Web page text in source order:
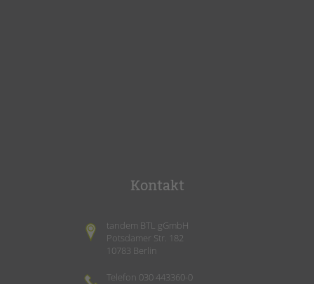
Kontakt
tandem BTL gGmbH
Potsdamer Str. 182
10783 Berlin
Telefon 030 443360-0